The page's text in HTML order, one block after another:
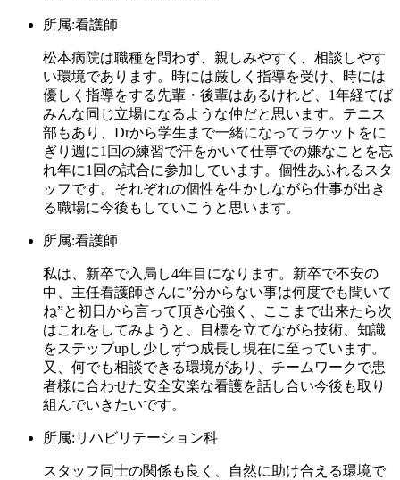
所属:看護師
松本病院は職種を問わず、親しみやすく、相談しやす
い環境であります。時には厳しく指導を受け、時には
優しく指導をする先輩・後輩はあるけれど、1年経てば
みんな同じ立場になるような仲だと思います。テニス
部もあり、Drから学生まで一緒になってラケットをに
ぎり週に1回の練習で汗をかいて仕事での嫌なことを忘
れ年に1回の試合に参加しています。個性あふれるスタ
ッフです。それぞれの個性を生かしながら仕事が出き
る職場に今後もしていこうと思います。
所属:看護師
私は、新卒で入局し4年目になります。新卒で不安の
中、主任看護師さんに”分からない事は何度でも聞いて
ね”と初日から言って頂き心強く、ここまで出来たら次
はこれをしてみようと、目標を立てながら技術、知識
をステップupし少しずつ成長し現在に至っています。
又、何でも相談できる環境があり、チームワークで患
者様に合わせた安全安楽な看護を話し合い今後も取り
組んでいきたいです。
所属:リハビリテーション科
スタッフ同士の関係も良く、自然に助け合える環境で